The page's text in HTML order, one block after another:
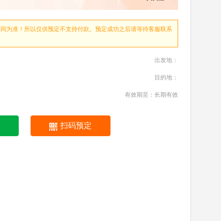
为准！所以仅供预定不支持付款。预定成功之后请等待客服联系
出发地：
目的地：
有效期至：长期有效
扫码预定